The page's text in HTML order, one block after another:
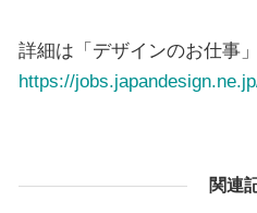
詳細は「デザインのお仕事
https://
関連